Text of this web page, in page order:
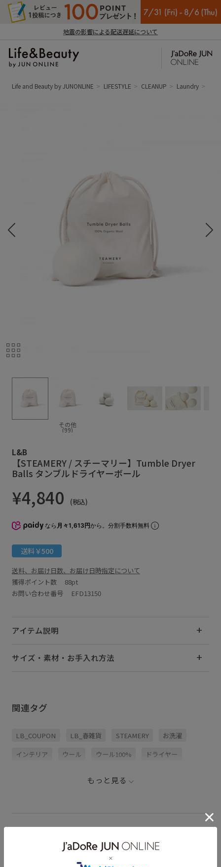
地震の影響による配送遅延について
Life and Beauty by JUNONLINE LIFESTYLE CLEANUP Laundry
その他
(99)
L&B
【STEAMERY / スチーマリー】Tumble Dryer
Balls タンブルドライヤーボール
¥4,840 (税込)
なら 月々1,613円から。分割手数料無料
送料￥500
送料、お届け日数、お届け日時指定について
獲得ポイント数 88pt
お問い合わせ番号 EFD13150
アイテム説明
サイズ・素材・お手入れ方法
関連タグ
LB_COUPON LB_春雑貨 STEAMERY お洗濯
インテリア ウール ウール100% ドライヤー
もっと見る